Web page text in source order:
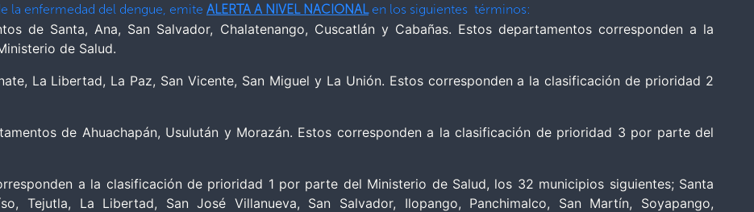
la enfermedad del dengue, emite ALERTA A NIVEL NACIONALen los siguientes términos:
de Santa, Ana, San Salvador, Chalatenango, Cuscatlán y Cabañas. Estos departamentos corresponden a la
de Salud.
La Libertad, La Paz, San Vicente, San Miguel y La Unión. Estos corresponden a la clasificación de prioridad 2
de Ahuachapán, Usulután y Morazán. Estos corresponden a la clasificación de prioridad 3 por parte del
a la clasificación de prioridad 1 por parte del Ministerio de Salud, los 32 municipios siguientes; Santa
Tejutla, La Libertad, San José Villanueva, San Salvador, Ilopango, Panchimalco, San Martín, Soyapango,